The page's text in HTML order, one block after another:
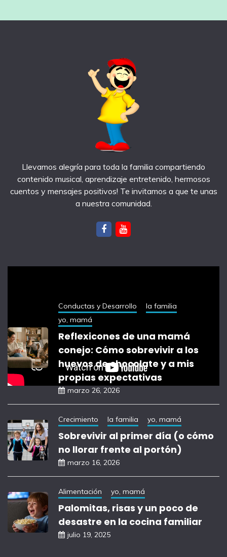
Llevamos alegría para toda la familia compartiendo
contenido musical, aprendizaje entretenido, hermosos
cuentos y mensajes positivos! Te invitamos a que te unas
a nuestra comunidad.
Conductas y Desarrollo
la familia
yo, mamá
Reflexicones de una mamá
conejo: Cómo sobrevivir a los
huevos de chocolate y a mis
propias expectativas
marzo 26, 2026
Crecimiento la familia yo, mamá
Sobrevivir al primer día (o cómo
no llorar frente al portón)
marzo 16, 2026
Alimentación yo, mamá
Palomitas, risas y un poco de
desastre en la cocina familiar
julio 19, 2025